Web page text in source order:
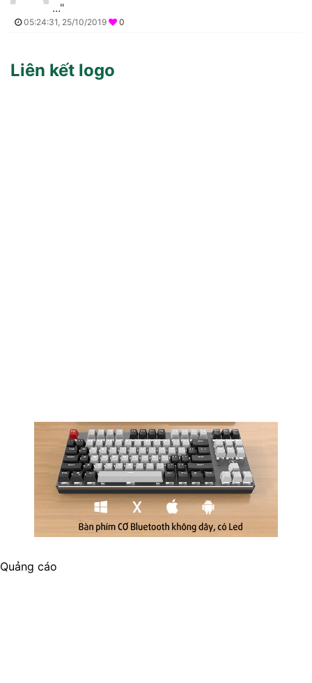
..."
05:24:31, 25/10/2019 0
Liên kết logo
Quảng cáo